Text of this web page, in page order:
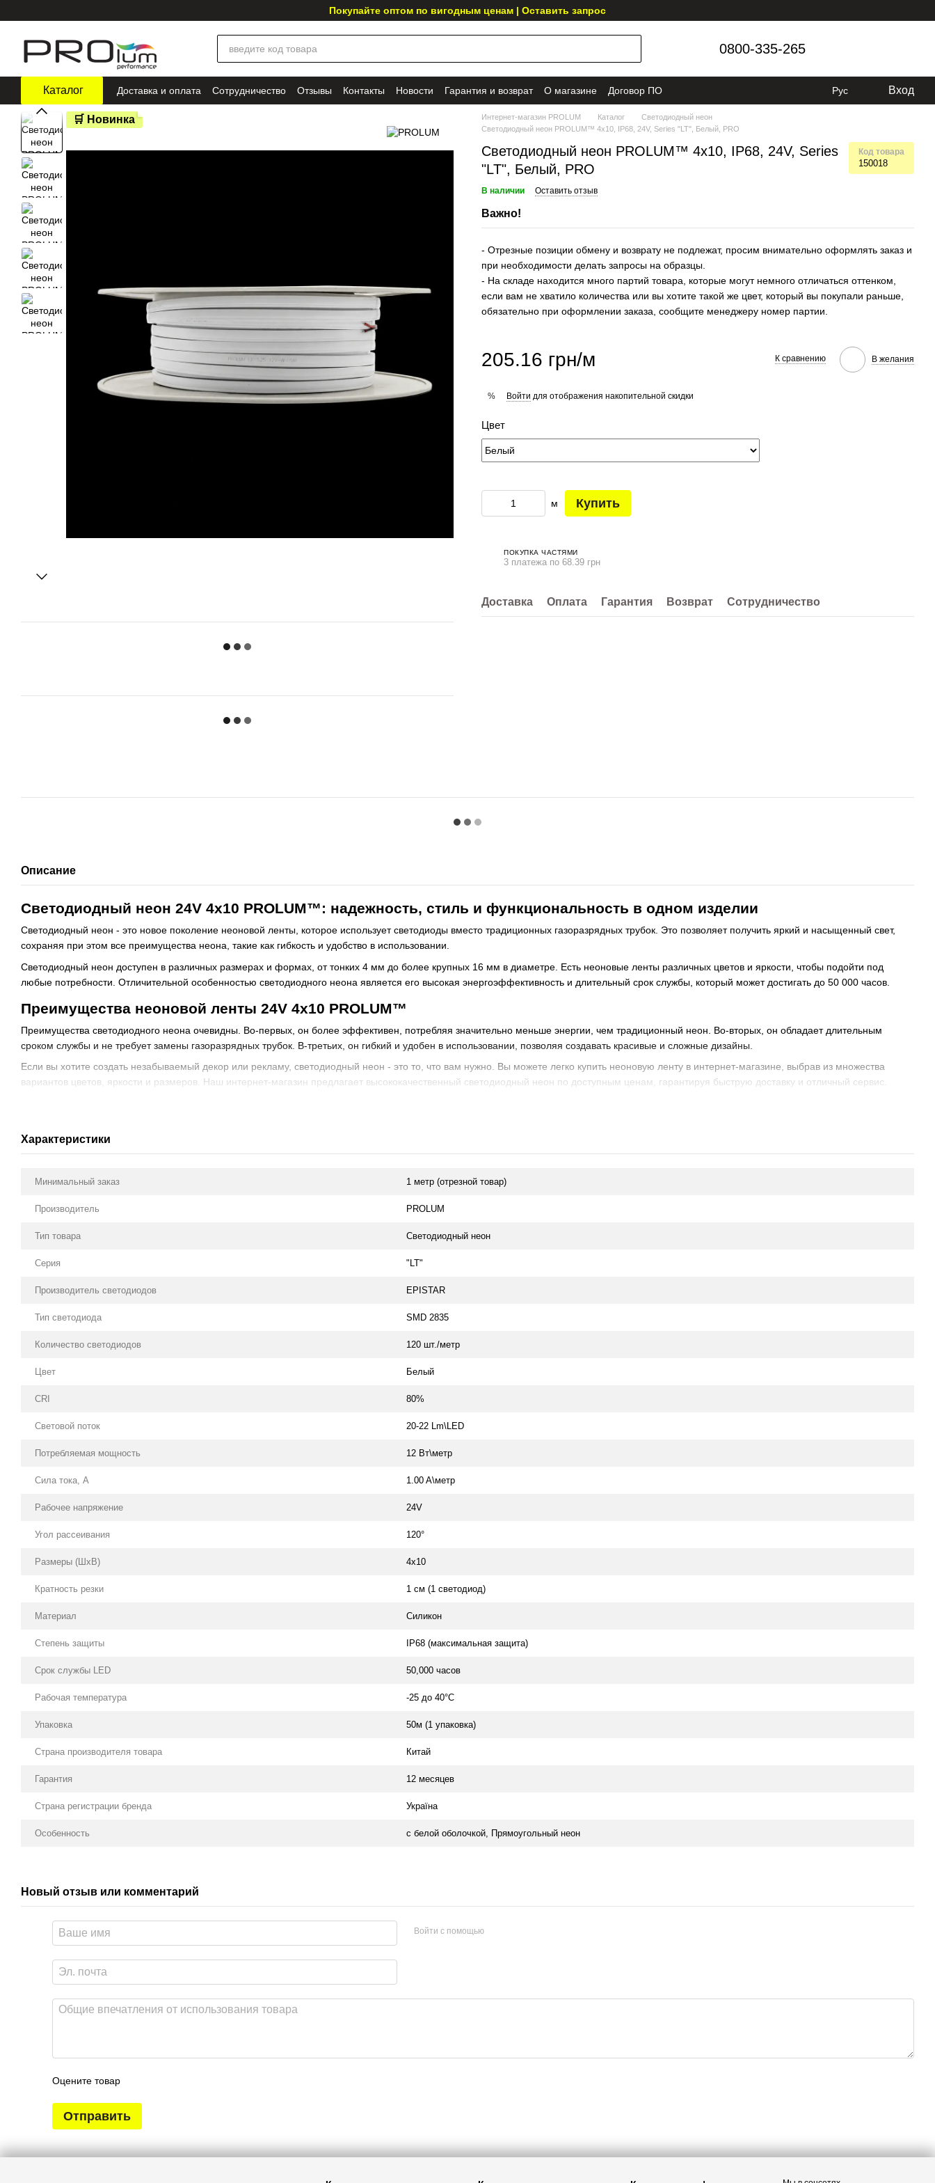
Покупайте оптом по вигодным ценам | Оставить запрос
0800-335-265
Каталог Доставка и оплата Сотрудничество Отзывы Контакты Новости Гарантия и возврат О магазине Договор ПО Рус Вход
🛒 Новинка Интернет-магазин PROLUM Каталог
Светодиодный неон
Светодиодный неон PROLUM™ 4x10, IP68, 24V, Series "LT", Белый, PRO
Светодиодный неон PROLUM™ 4x10, IP68, 24V, Series
"LT", Белый, PRO
Код товара
150018
В наличии Оставить отзыв
Важно!
- Отрезные позиции обмену и возврату не подлежат, просим внимательно оформлять заказ и
при необходимости делать запросы на образцы.
- На складе находится много партий товара, которые могут немного отличаться оттенком,
если вам не хватило количества или вы хотите такой же цвет, который вы покупали раньше,
обязательно при оформлении заказа, сообщите менеджеру номер партии.
205.16 грн/м К сравнению В желания
% Войти для отображения накопительной скидки
Цвет
м Купить
ПОКУПКА ЧАСТЯМИ
3 платежа по 68.39 грн
Доставка Оплата Гарантия Возврат Сотрудничество
Описание
Светодиодный неон 24V 4x10 PROLUM™: надежность, стиль и функциональность в одном изделии
Светодиодный неон - это новое поколение неоновой ленты, которое использует светодиоды вместо традиционных газоразрядных трубок. Это позволяет получить яркий и насыщенный свет,
сохраняя при этом все преимущества неона, такие как гибкость и удобство в использовании.
Светодиодный неон доступен в различных размерах и формах, от тонких 4 мм до более крупных 16 мм в диаметре. Есть неоновые ленты различных цветов и яркости, чтобы подойти под
любые потребности. Отличительной особенностью светодиодного неона является его высокая энергоэффективность и длительный срок службы, который может достигать до 50 000 часов.
Преимущества неоновой ленты 24V 4x10 PROLUM™
Преимущества светодиодного неона очевидны. Во-первых, он более эффективен, потребляя значительно меньше энергии, чем традиционный неон. Во-вторых, он обладает длительным
сроком службы и не требует замены газоразрядных трубок. В-третьих, он гибкий и удобен в использовании, позволяя создавать красивые и сложные дизайны.
Если вы хотите создать незабываемый декор или рекламу, светодиодный неон - это то, что вам нужно. Вы можете легко купить неоновую ленту в интернет-магазине, выбрав из множества
вариантов цветов, яркости и размеров. Наш интернет-магазин предлагает высококачественный светодиодный неон по доступным ценам, гарантируя быструю доставку и отличный сервис.
Характеристики
Минимальный заказ 1 метр (отрезной товар)
Производитель PROLUM
Тип товара Светодиодный неон
Серия "LT"
Производитель светодиодов EPISTAR
Тип светодиода SMD 2835
Количество светодиодов 120 шт./метр
Цвет Белый
CRI 80%
Световой поток 20-22 Lm\LED
Потребляемая мощность 12 Вт\метр
Сила тока, А 1.00 A\метр
Рабочее напряжение 24V
Угол рассеивания 120°
Размеры (ШхВ) 4х10
Кратность резки 1 см (1 светодиод)
Материал Силикон
Степень защиты IP68 (максимальная защита)
Срок службы LED 50,000 часов
Рабочая температура -25 до 40°С
Упаковка 50м (1 упаковка)
Страна производителя товара Китай
Гарантия 12 месяцев
Страна регистрации бренда Україна
Особенность с белой оболочкой, Прямоугольный неон
Новый отзыв или комментарий
Войти с помощью
Оцените товар
Отправить